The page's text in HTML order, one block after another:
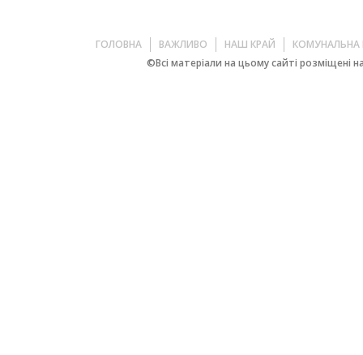
ГОЛОВНА ВАЖЛИВО НАШ КРАЙ
КОМУНАЛЬНА
©Всі матеріали на цьому сайті розміщені